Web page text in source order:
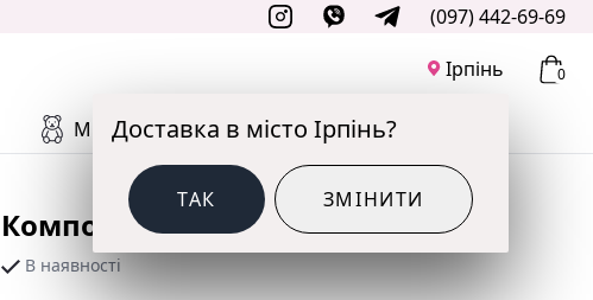
(097) 442-69-69
Ірпінь
Доставка в місто Ірпінь?
ТАК ЗМІНИТИ
0
М'ЯКІ ІГРАШКИ ДО СВЯТА
Композиція Ніжна радість
В наявності